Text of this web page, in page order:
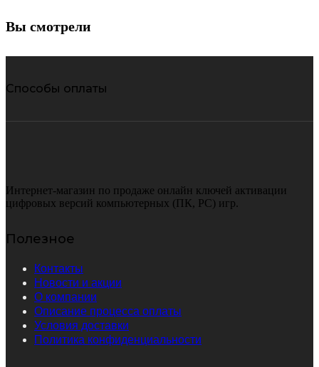
Вы смотрели
Способы оплаты
Интернет-магазин по продаже онлайн ключей активации
цифровых версий компьютерных (ПК, PC) игр.
Полезное
Контакты
Новости и акции
О компании
Описание процесса оплаты
Условия доставки
Политика конфиденциальности